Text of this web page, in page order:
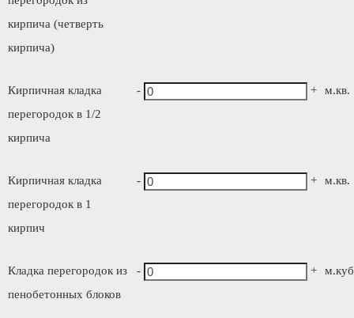
кирпича (четверть
кирпича)
Кирпичная кладка
перегородок в 1/2
кирпича
- + м.кв.
Кирпичная кладка
перегородок в 1
кирпич
- + м.кв.
Кладка перегородок из
пенобетонных блоков
- +